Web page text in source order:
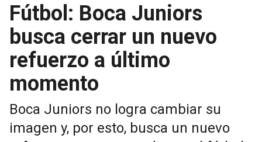
Fútbol: Boca Juniors
busca cerrar un nuevo
refuerzo a último
momento
Boca Juniors no logra cambiar su
imagen y, por esto, busca un nuevo